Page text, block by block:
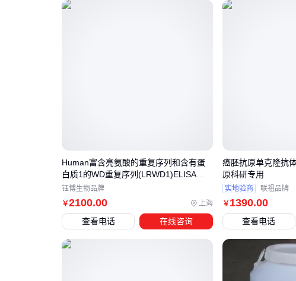
三、
按应
皮
￥2100.00 上海
Human富含亮氨酸的重复序列和含有蛋
白质1的WD重复序列(LRWD1)ELISA试
剂盒 YB70866Hu
钰博生物品牌
查看电话 在线咨询
￥ 1390.00
癌胚抗原单克隆抗
原科研专用
实地验商 联祖品牌
查看电话